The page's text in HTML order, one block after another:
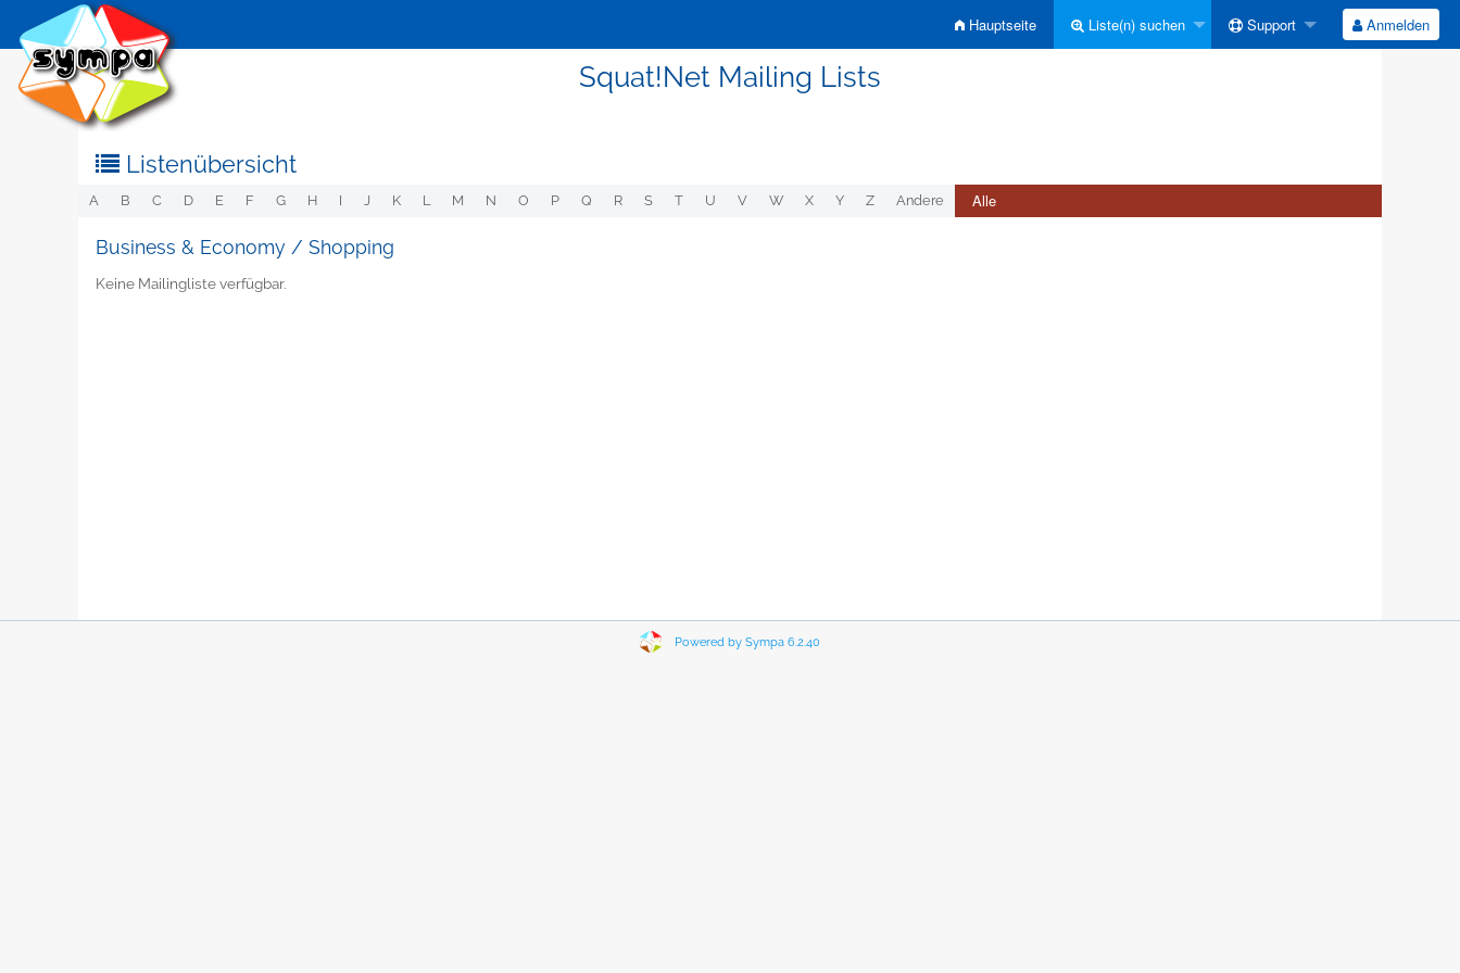
Hauptseite Liste(n) suchen Support Anmelden
Squat!Net Mailing Lists
Listenübersicht
A B C D E F G H I J K L M N O P Q R S T U V W X Y Z Andere Alle
Business & Economy / Shopping
Keine Mailingliste verfügbar.
Powered by Sympa 6.2.40